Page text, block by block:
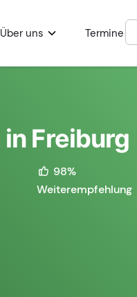
Über uns Termine
Freiburg
98%
Weiterempfehlung